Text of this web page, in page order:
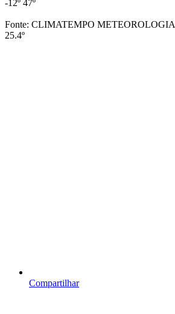
-12º 47º
Fonte: CLIMATEMPO METEOROLOGIA
25.4º
Compartilhar